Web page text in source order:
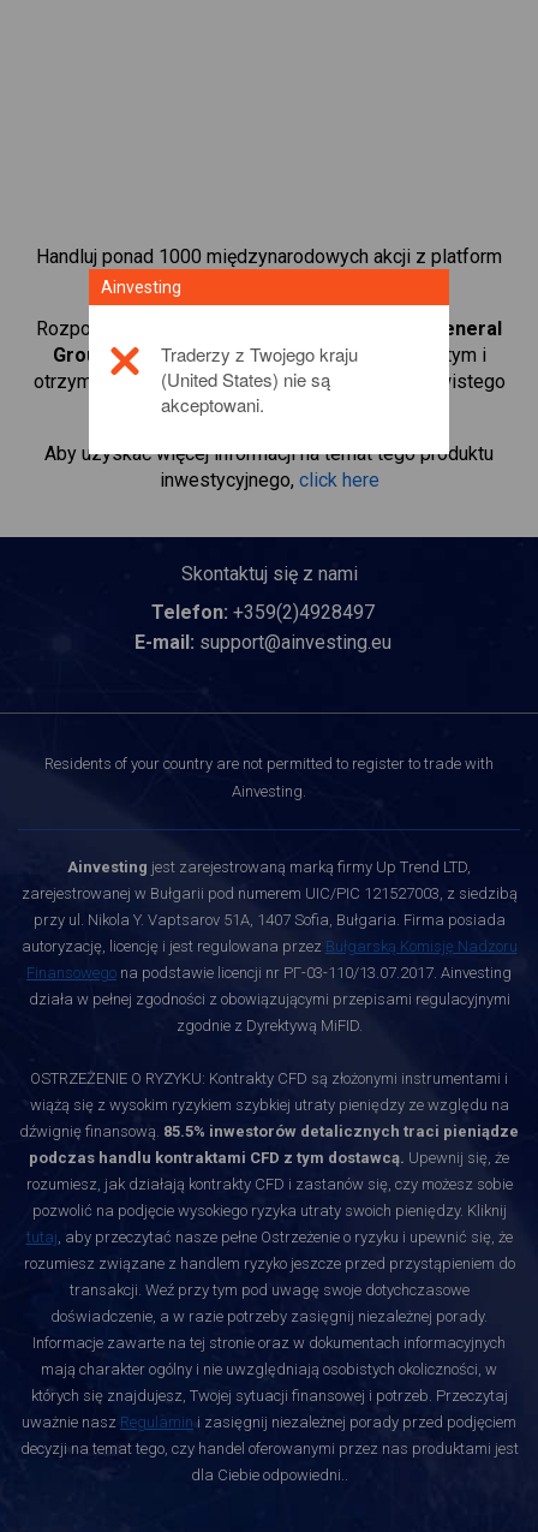
Handluj ponad 1000 międzynarodowych akcji z platform
handlową CFD od Ainvesting.
Rozpocznij handel kontraktami CFD w
Legal & General
Group
. Uzyskaj notowania w czasie rzeczywistym i
otrzymuj dywidendy tak, jak w przypadku rzeczywistego
posiadania akcji.
Aby uzyskać więcej informacji na temat tego produktu
inwestycyjnego, click here
Skontaktuj się z nami
Telefon: +359(2)4928497
E-mail: support@ainvesting.eu
Residents of your country are not permitted to register to trade with
Ainvesting.
Ainvesting jest zarejestrowaną marką firmy Up Trend LTD,
zarejestrowanej w Bułgarii pod numerem UIC/PIC 121527003, z siedzibą
przy ul. Nikola Y. Vaptsarov 51A, 1407 Sofia, Bułgaria. Firma posiada
autoryzację, licencję i jest regulowana przez Bułgarską Komisję Nadzoru
Finansowego na podstawie licencji nr РГ-03-110/13.07.2017. Ainvesting
działa w pełnej zgodności z obowiązującymi przepisami regulacyjnymi
zgodnie z Dyrektywą MiFID.
OSTRZEŻENIE O RYZYKU: Kontrakty CFD są złożonymi instrumentami i
wiążą się z wysokim ryzykiem szybkiej utraty pieniędzy ze względu na
dźwignię finansową. 85.5% inwestorów detalicznych traci pieniądze
podczas handlu kontraktami CFD z tym dostawcą. Upewnij się, że
rozumiesz, jak działają kontrakty CFD i zastanów się, czy możesz sobie
pozwolić na podjęcie wysokiego ryzyka utraty swoich pieniędzy. Kliknij
tutaj, aby przeczytać nasze pełne Ostrzeżenie o ryzyku i upewnić się, że
rozumiesz związane z handlem ryzyko jeszcze przed przystąpieniem do
transakcji. Weź przy tym pod uwagę swoje dotychczasowe
doświadczenie, a w razie potrzeby zasięgnij niezależnej porady.
Informacje zawarte na tej stronie oraz w dokumentach informacyjnych
mają charakter ogólny i nie uwzględniają osobistych okoliczności, w
których się znajdujesz, Twojej sytuacji finansowej i potrzeb. Przeczytaj
uważnie nasz Regulamin i zasięgnij niezależnej porady przed podjęciem
decyzji na temat tego, czy handel oferowanymi przez nas produktami jest
dla Ciebie odpowiedni..
Ainvesting
Traderzy z Twojego kraju
(United States) nie są
akceptowani.